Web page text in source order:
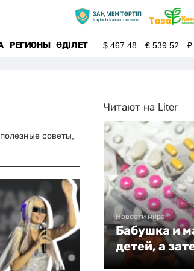
РЕГИОНЫ ӘДІЛЕТ $467.48 €539.52 ₽
советы,
Читают на Liter
Новости мира
Бабушка и
детей, а